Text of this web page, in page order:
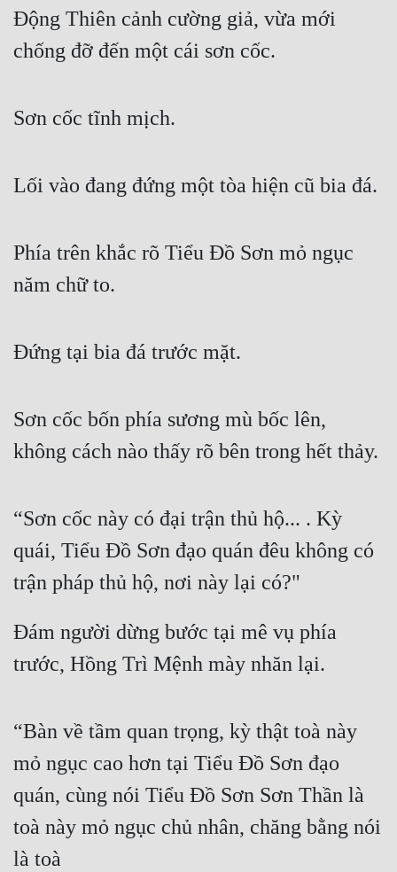
Xa Lộ Dịch
Cạnh Kỹ
Cổ Đại
Dã Sử
Dị Giới
Huyền Ảo
Hài Hước
Kinh Dị
Kiếm Hiệp
Kỳ Huyễn
Kỳ Ảo
Động Thiên cảnh cường giả, vừa mới
chống đỡ đến một cái sơn cốc.
Sơn cốc tĩnh mịch.
Lối vào đang đứng một tòa hiện cũ bia đá.
Phía trên khắc rõ Tiểu Đồ Sơn mỏ ngục
năm chữ to.
Đứng tại bia đá trước mặt.
Sơn cốc bốn phía sương mù bốc lên,
không cách nào thấy rõ bên trong hết thảy.
“Sơn cốc này có đại trận thủ hộ... . Kỳ
quái, Tiểu Đồ Sơn đạo quán đêu không có
trận pháp thủ hộ, nơi này lại có?"
Đám người dừng bước tại mê vụ phía
trước, Hồng Trì Mệnh mày nhăn lại.
“Bàn về tầm quan trọng, kỳ thật toà này
mỏ ngục cao hơn tại Tiểu Đồ Sơn đạo
quán, cùng nói Tiểu Đồ Sơn Sơn Thần là
toà này mỏ ngục chủ nhân, chăng bằng nói
là toà